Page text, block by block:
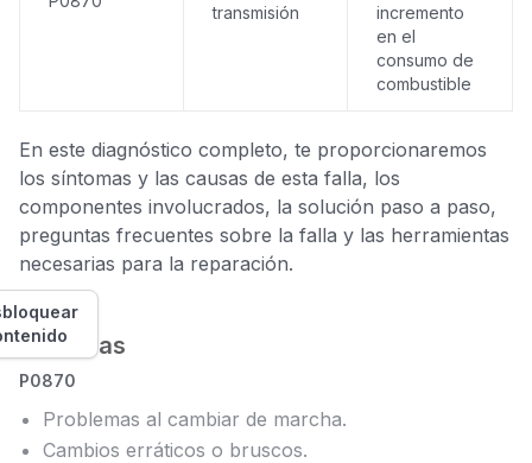
transmisión
incremento
en el
consumo de
combustible
En este diagnóstico completo, te proporcionaremos
los síntomas y las causas de esta falla, los
componentes involucrados, la solución paso a paso,
preguntas frecuentes sobre la falla y las herramientas
necesarias para la reparación.
Síntomas
P0870
Problemas al cambiar de marcha.
Cambios erráticos o bruscos.